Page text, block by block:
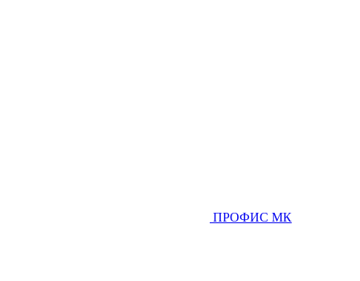
ПРОФИС МК